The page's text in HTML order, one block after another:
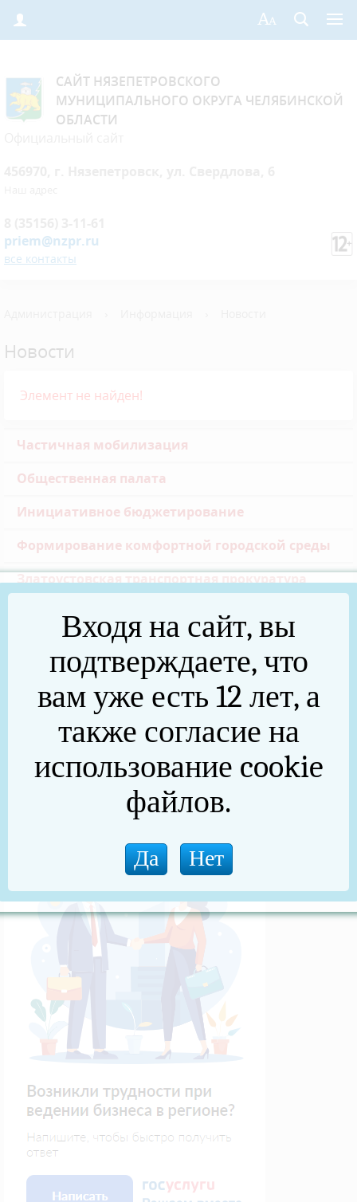
САЙТ НЯЗЕПЕТРОВСКОГО
МУНИЦИПАЛЬНОГО ОКРУГА ЧЕЛЯБИНСКОЙ
ОБЛАСТИ
priem@nzpr.ru
все контакты
Новости
Элемент не найден!
Частичная мобилизация
Общественная палата
Инициативное бюджетирование
Формирование комфортной городской среды
Златоустовская транспортная прокуратура
Реальные дела (архив)
Национальные проекты
75 лет Победы в Великой Отечественной войне
(архив)
Новости прокуратуры
Входя на сайт, вы
подтверждаете, что
вам уже есть 12 лет, а
также согласие на
использование cookie
файлов.